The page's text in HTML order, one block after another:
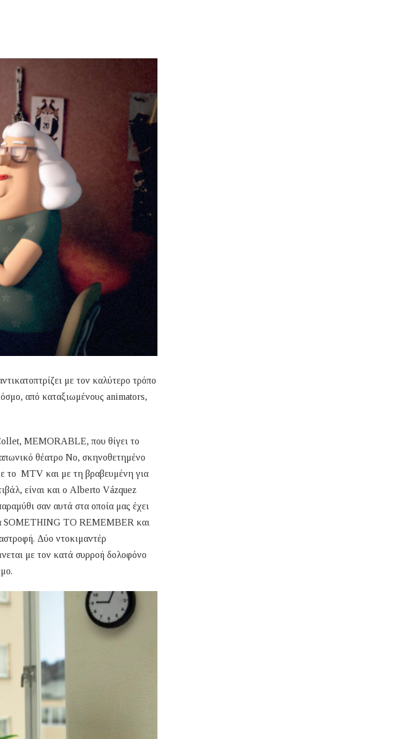
με τον καλύτερο τρόπο
από καταξιωμένους animators,
MEMORABLE, που θίγει το
θέατρο Νο, σκηνοθετημένο
το MTV και με τη βραβευμένη για
είναι και ο Alberto Vázquez
σαν αυτά στα οποία μας έχει
SOMETHING TO REMEMBER και
Δύο ντοκιμαντέρ
με τον κατά συρροή δολοφόνο